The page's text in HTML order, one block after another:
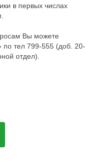
в первых числах
Вы можете
тел 799-555 (доб. 20-
отдел).